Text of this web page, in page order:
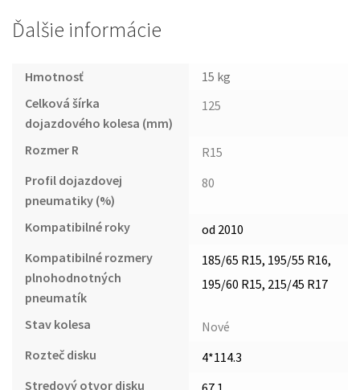
Ďalšie informácie
Hmotnosť
15 kg
Celková šírka
dojazdového kolesa (mm)
125
Rozmer R
R15
Profil dojazdovej
pneumatiky (%)
80
Kompatibilné roky
od 2010
Kompatibilné rozmery
plnohodnotných
pneumatík
185/65 R15, 195/55 R16,
195/60 R15, 215/45 R17
Stav kolesa
Nové
Rozteč disku
4*114.3
Stredový otvor disku